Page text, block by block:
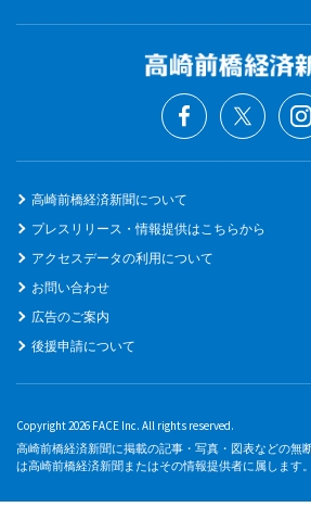
高崎前橋経済新聞について
プレスリリース・情報提供はこちらから
アクセスデータの利用について
お問い合わせ
広告のご案内
後援申請について
Copyright 2026 FACE Inc. All rights reserved.
高崎前橋経済新聞に掲載の記事・写真・図表などの無
は高崎前橋経済新聞またはその情報提供者に属します。